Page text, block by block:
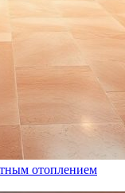
отоплением